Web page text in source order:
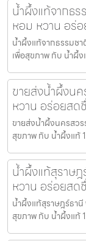
น้ำผึ้งแท้จากธ
หอม หวาน อร่
น้ำผึ้งแท้จากธรรมช
เพื่อสุขภาพ กับ น้ำผึ้
ขายส่งน้ำผึ้งน
หวาน อร่อยสด
ขายส่งน้ำผึ้งนครสว
สุขภาพ กับ น้ำผึ้งแท้
น้ำผึ้งแท้สุราษ
หวาน อร่อยสด
น้ำผึ้งแท้สุราษฎร์ธา
สุขภาพ กับ น้ำผึ้งแท้